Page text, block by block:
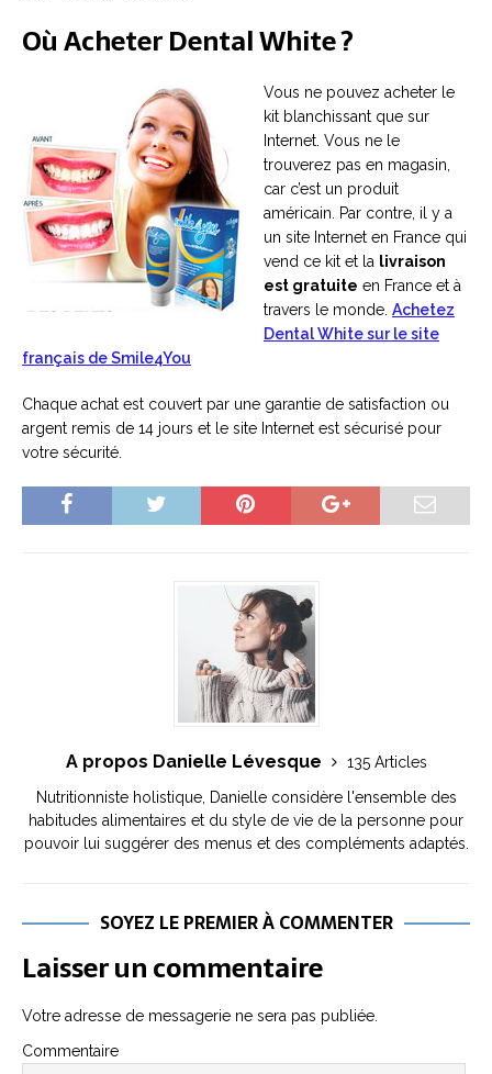
Où Acheter Dental White ?
Vous ne pouvez acheter le
kit blanchissant que sur
Internet. Vous ne le
trouverez pas en magasin,
car c’est un produit
américain. Par contre, il y a
un site Internet en France qui
vend ce kit et la livraison
est gratuite en France et à
travers le monde. Achetez
Dental White sur le site
français de Smile4You
Chaque achat est couvert par une garantie de satisfaction ou
argent remis de 14 jours et le site Internet est sécurisé pour
votre sécurité.
A propos Danielle Lévesque
135 Articles
Nutritionniste holistique, Danielle considère l'ensemble des
habitudes alimentaires et du style de vie de la personne pour
pouvoir lui suggérer des menus et des compléments adaptés.
SOYEZ LE PREMIER À COMMENTER
Laisser un commentaire
Votre adresse de messagerie ne sera pas publiée.
Commentaire